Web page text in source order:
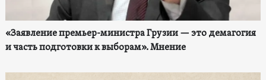
«Заявление премьер-министра Грузии — это демагогия
и часть подготовки к выборам». Мнение